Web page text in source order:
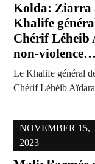
Kolda: Ziarra
Khalife
Chérif Léheib
non-violence…
Le Khalife général
Chérif Léhéib
NOVEMBER 15,
2023